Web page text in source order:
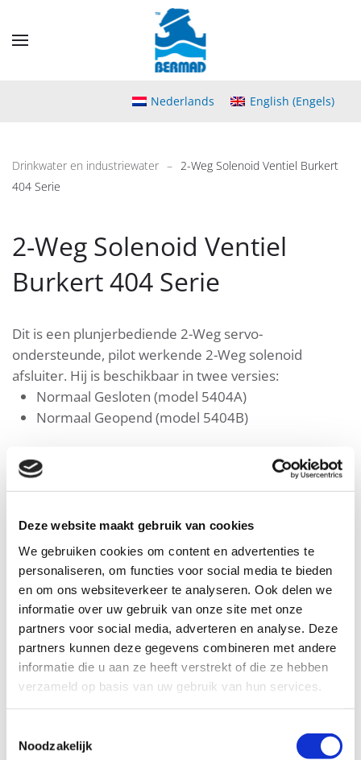
Deze website maakt gebruik van cookies
We gebruiken cookies om content en advertenties te
personaliseren, om functies voor social media te bieden
en om ons websiteverkeer te analyseren. Ook delen we
informatie over uw gebruik van onze site met onze
partners voor social media, adverteren en analyse. Deze
partners kunnen deze gegevens combineren met andere
informatie die u aan ze heeft verstrekt of die ze hebben
verzameld op basis van uw gebruik van hun services.
Noodzakelijk
Nederlands English (Engels)
Drinkwater en industriewater
2-Weg Solenoid Ventiel Burkert
404 Serie
2-Weg Solenoid Ventiel
Burkert 404 Serie
Dit is een plunjerbediende 2-Weg servo-
ondersteunde, pilot werkende 2-Weg solenoid
afsluiter. Hij is beschikbaar in twee versies:
Normaal Gesloten (model 5404A)
Normaal Geopend (model 5404B)
Eigenschappen en voordelen
Downloads